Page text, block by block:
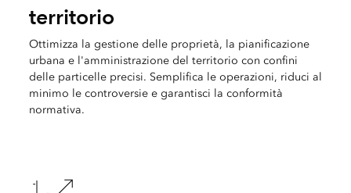
territorio
Ottimizza la gestione delle proprietà, la pianificazione
urbana e l'amministrazione del territorio con confini
delle particelle precisi. Semplifica le operazioni, riduci al
minimo le controversie e garantisci la conformità
normativa.